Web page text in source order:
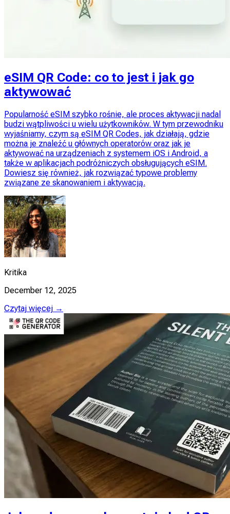
eSIM QR Code: co to jest i jak go
aktywować
Popularność eSIM szybko rośnie, ale proces aktywacji nadal
budzi wątpliwości u wielu użytkowników. W tym przewodniku
wyjaśniamy, czym są eSIM QR Codes, jak działają, gdzie
można je znaleźć u głównych operatorów oraz jak je
aktywować na urządzeniach z systemem iOS i Android, a
także w aplikacjach podróżniczych obsługujących eSIM.
Dowiesz się również, jak rozwiązać typowe problemy
związane ze skanowaniem i aktywacją.
Kritika
December 12, 2025
Czytaj więcej →